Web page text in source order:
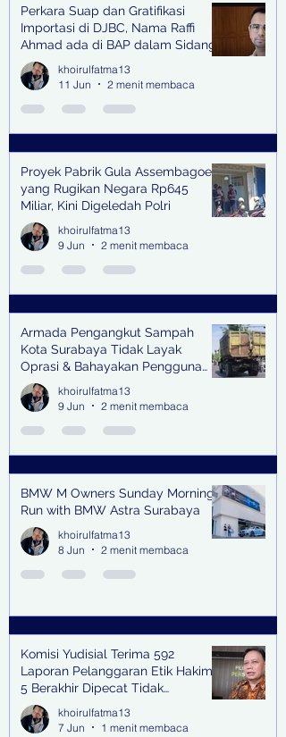
Perkara Suap dan Gratifikasi
Importasi di DJBC, Nama Raffi
Ahmad ada di BAP dalam Sidang
khoirulfatma13
11 Jun
2 menit membaca
Proyek Pabrik Gula Assembagoes
yang Rugikan Negara Rp645
Miliar, Kini Digeledah Polri
khoirulfatma13
9 Jun
2 menit membaca
Armada Pengangkut Sampah
Kota Surabaya Tidak Layak
Oprasi & Bahayakan Pengguna
Jalan
khoirulfatma13
9 Jun
2 menit membaca
BMW M Owners Sunday Morning
Run with BMW Astra Surabaya
khoirulfatma13
8 Jun
2 menit membaca
Komisi Yudisial Terima 592
Laporan Pelanggaran Etik Hakim,
5 Berakhir Dipecat Tidak
Terhormat
khoirulfatma13
7 Jun
1 menit membaca